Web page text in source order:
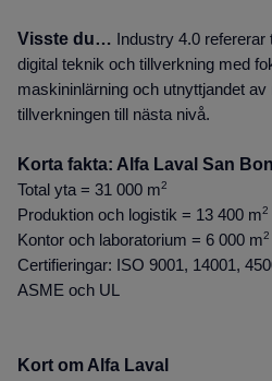
Visste du…
Industry 4.0
digital teknik och tillverkning med
maskininlärning och utnyttjandet
tillverkningen till nästa nivå.
Korta fakta: Alfa Laval San
Total yta = 31 000 m2
Produktion och logistik = 13 400 m2
Kontor och laboratorium = 6 000 m2
Certifieringar: ISO 9001, 14001,
ASME och UL
Kort om Alfa Laval